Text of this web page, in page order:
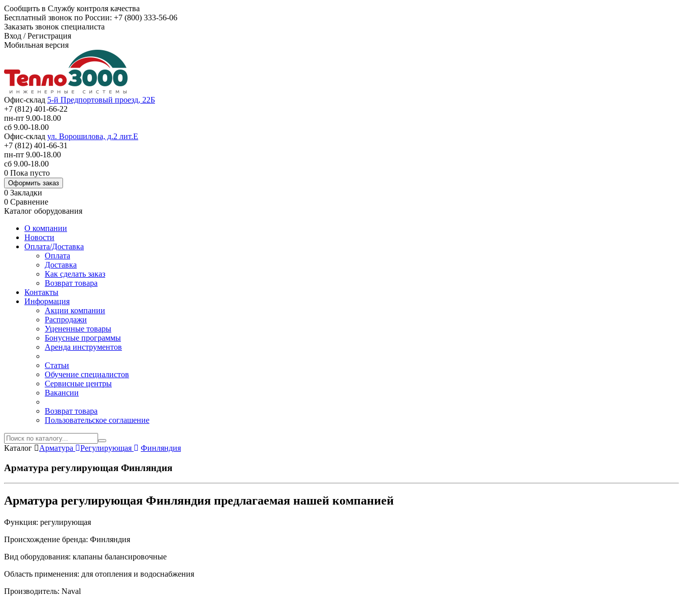
Сообщить в Службу контроля качества
Бесплатный звонок по России: +7 (800) 333-56-06
Заказать звонок специалиста
Вход /Регистрация
Мобильная версия
Офис-склад 5-й Предпортовый проезд, 22Б
+7 (812) 401-66-22
пн-пт 9.00-18.00
сб 9.00-18.00
Офис-склад ул. Ворошилова, д.2 лит.Е
+7 (812) 401-66-31
пн-пт 9.00-18.00
сб 9.00-18.00
0 Пока пусто
Оформить заказ
0 Закладки
0 Сравнение
Каталог оборудования
О компании
Новости
Оплата/Доставка
Оплата
Доставка
Как сделать заказ
Возврат товара
Контакты
Информация
Акции компании
Распродажи
Уцененные товары
Бонусные программы
Аренда инструментов
Статьи
Обучение специалистов
Сервисные центры
Вакансии
Возврат товара
Пользовательское соглашение
Каталог Арматура Регулирующая Финляндия
Арматура регулирующая Финляндия
Арматура регулирующая Финляндия предлагаемая нашей компанией
Функция: регулирующая
Происхождение бренда: Финляндия
Вид оборудования: клапаны балансировочные
Область применения: для отопления и водоснабжения
Производитель: Naval